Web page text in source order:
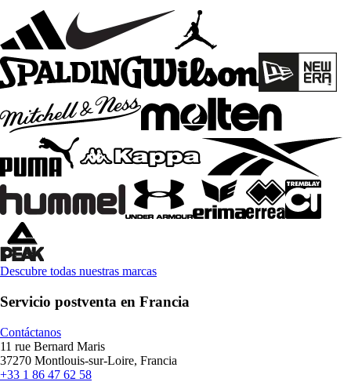
Descubre todas nuestras marcas
Servicio postventa en Francia
Contáctanos
11 rue Bernard Maris
37270 Montlouis-sur-Loire, Francia
+33 1 86 47 62 58